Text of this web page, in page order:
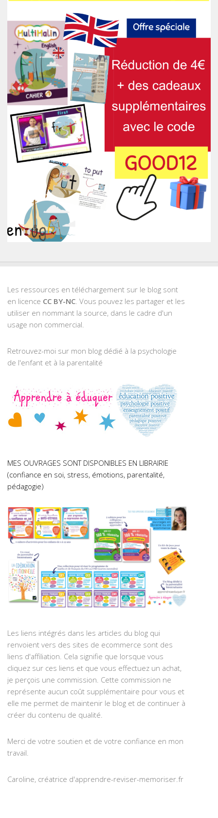
Les ressources en téléchargement sur le blog sont
en licence CC BY-NC . Vous pouvez les partager et les
utiliser en nommant la source, dans le cadre d'un
usage non commercial.
Retrouvez-moi sur mon blog dédié à la psychologie
de l'enfant et à la parentalité
MES OUVRAGES SONT DISPONIBLES EN LIBRAIRIE
(confiance en soi, stress, émotions, parentalité,
pédagogie)
Les liens intégrés dans les articles du blog qui
renvoient vers des sites de ecommerce sont des
liens d'affiliation. Cela signifie que lorsque vous
cliquez sur ces liens et que vous effectuez un achat,
je perçois une commission. Cette commission ne
représente aucun coût supplémentaire pour vous et
elle me permet de maintenir le blog et de continuer à
créer du contenu de qualité.
Merci de votre soutien et de votre confiance en mon
travail.
Caroline, créatrice d'apprendre-reviser-memoriser.fr